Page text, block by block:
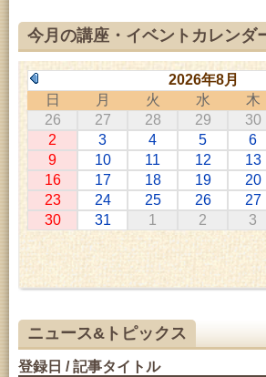
2026年06月06日 ～ 2026年10月
令和8年度 あきたスマートカレ
座～自助力と共助力を高める～」
2026年06月27日 ～ 2026年09月
令和8年度 あきたスマートカレ
ァシリテーター講座 ～熟議をつ
2026年07月01日 ～ 2026年09月
千葉克介写真展 ～自然の息吹～
2026年07月11日 ～ 2026年08月
特別展「わけあって絶滅しまし
2026年07月14日 ～ 2026年08月
子どもの読書活動推進事業「夏休
う－みんなの読みたい！知りたい
手伝いします－」（資料展示）
2026年07月25日 ～ 2026年09月
美郷町学友館特別展「加藤明見
グマ～1年の記録～」
音と会話を楽しむ朝の図書館
2026年08月01日 ～ 2026年08月
乳幼児・青少年教育「図書館ク
2026年08月01日 ～ 2026年09月
今月の講座・イベントカレンダ
2026年8月
日
月 火 水 木
26
27 28 29 30
2
3 4 5 6
9
10 11 12 13
16
17 18 19 20
23
24 25 26 27
30
31 1 2 3
ニュース&トピックス
登録日 / 記事タイトル